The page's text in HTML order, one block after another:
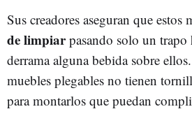
Sus creadores aseguran que estos
de limpiarpasando solo un trapo
derrama alguna bebida sobre
muebles plegables no tienen
para montarlos que puedan